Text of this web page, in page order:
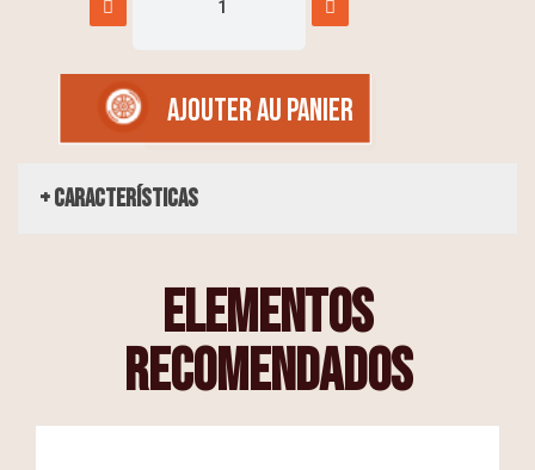
AJOUTER AU PANIER
+ Características
elementos
recomendados